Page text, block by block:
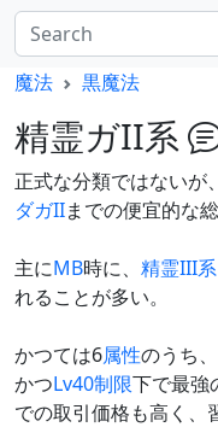
魔法 黒魔法
精霊ガII系
正式な分類ではないが、
ダガIIまでの便宜的な総
主にMB時に、 精霊III系
れることが多い。
かつては6属性のうち、
かつLv40制限下で最強
での取引価格も高く、